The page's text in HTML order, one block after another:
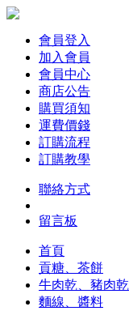
會員登入
加入會員
會員中心
商店公告
購買須知
運費價錢
訂購流程
訂購教學
聯絡方式
留言板
首頁
貢糖、茶餅
牛肉乾、豬肉乾
麵線、醬料